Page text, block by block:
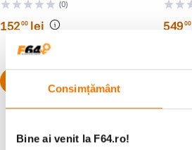
Consimțământ
Bine ai venit la F64.ro!
(0)
15200 lei 54900